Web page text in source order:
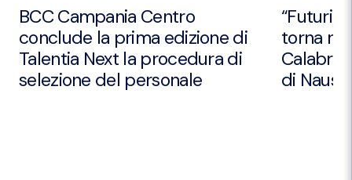
BCC Campania Centro
conclude la prima edizione di
Talentia Next la procedura di
selezione del personale
“Futuri
torna
Calabria
di